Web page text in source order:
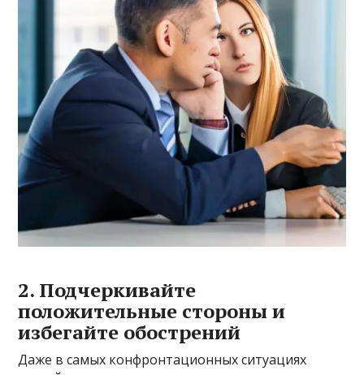
2. Подчеркивайте
положительные стороны и
избегайте обострений
Даже в самых конфронтационных ситуациях